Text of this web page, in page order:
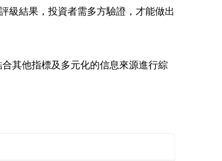
級結果，投資者需多方驗證，才能做出
其他指標及多元化的信息來源進行綜